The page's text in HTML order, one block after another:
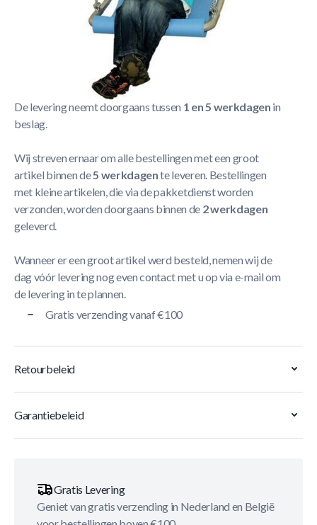
Korte Beschrijving
STARTER SCHOMMEL BLAUW 105X50CM
De levering neemt doorgaans tussen 1 en 5 werkdagen in
beslag.
Wij streven ernaar om alle bestellingen met een groot
artikel binnen de5 werkdagente leveren. Bestellingen
met kleine artikelen, die via de pakketdienst worden
verzonden, worden doorgaans binnen de 2 werkdagen
geleverd.
Wanneer er een groot artikel werd besteld, nemen wij de
dag vóór levering nog even contact met u op via e-mail om
de levering in te plannen.
Gratis verzending vanaf €100
Retourbeleid
Garantiebeleid
Gratis Levering
Geniet van gratis verzending in Nederland en België